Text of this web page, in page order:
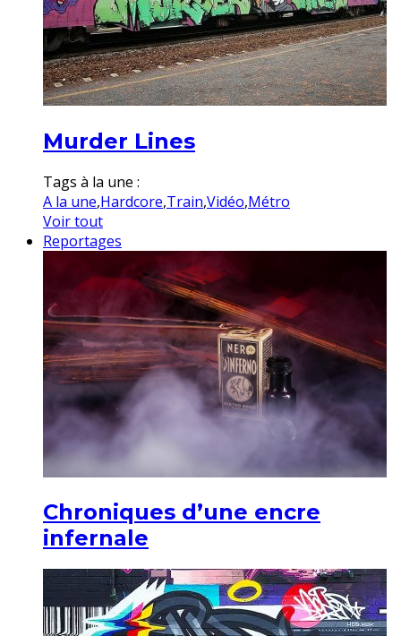
Murder Lines
Tags à la une :
A la une,Hardcore,Train,Vidéo,Métro
Voir tout
Reportages
Chroniques d’une encre
infernale